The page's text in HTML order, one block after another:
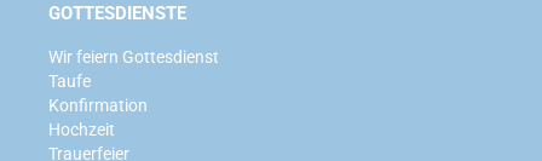
GOTTESDIENSTE
Wir feiern Gottesdienst
Taufe
Konfirmation
Hochzeit
Trauerfeier